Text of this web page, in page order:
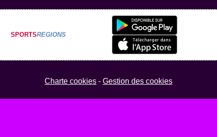
SPORTSREGIONS
Charte cookies Gestion des cookies